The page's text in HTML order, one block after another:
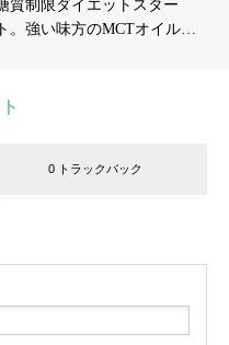
質制限ダイエットスター
ト。強い味方のMCTオイル…
0 トラックバック